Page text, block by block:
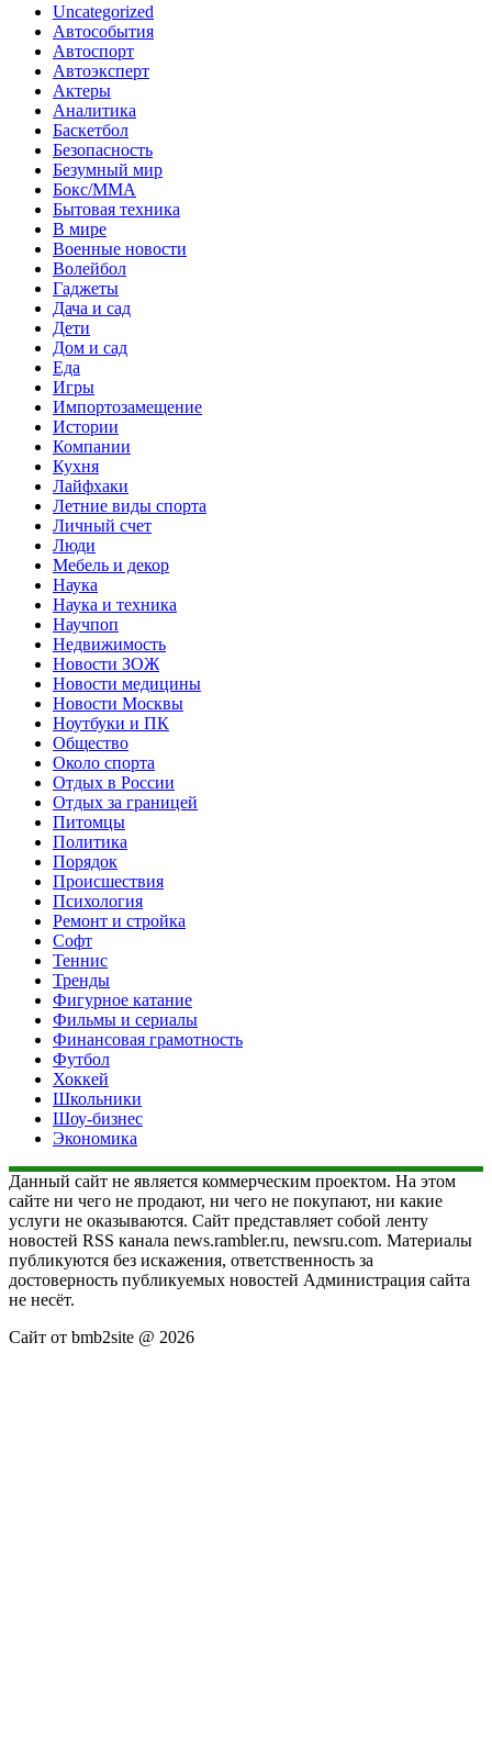
Uncategorized
Автособытия
Автоспорт
Автоэксперт
Актеры
Аналитика
Баскетбол
Безопасность
Безумный мир
Бокс/MMA
Бытовая техника
В мире
Военные новости
Волейбол
Гаджеты
Дача и сад
Дети
Дом и сад
Еда
Игры
Импортозамещение
Истории
Компании
Кухня
Лайфхаки
Летние виды спорта
Личный счет
Люди
Мебель и декор
Наука
Наука и техника
Научпоп
Недвижимость
Новости ЗОЖ
Новости медицины
Новости Москвы
Ноутбуки и ПК
Общество
Около спорта
Отдых в России
Отдых за границей
Питомцы
Политика
Порядок
Происшествия
Психология
Ремонт и стройка
Софт
Теннис
Тренды
Фигурное катание
Фильмы и сериалы
Финансовая грамотность
Футбол
Хоккей
Школьники
Шоу-бизнес
Экономика
Данный сайт не является коммерческим проектом. На этом
сайте ни чего не продают, ни чего не покупают, ни какие
услуги не оказываются. Сайт представляет собой ленту
новостей RSS канала news.rambler.ru, newsru.com. Материалы
публикуются без искажения, ответственность за
достоверность публикуемых новостей Администрация сайта
не несёт.
Сайт от bmb2site @ 2026